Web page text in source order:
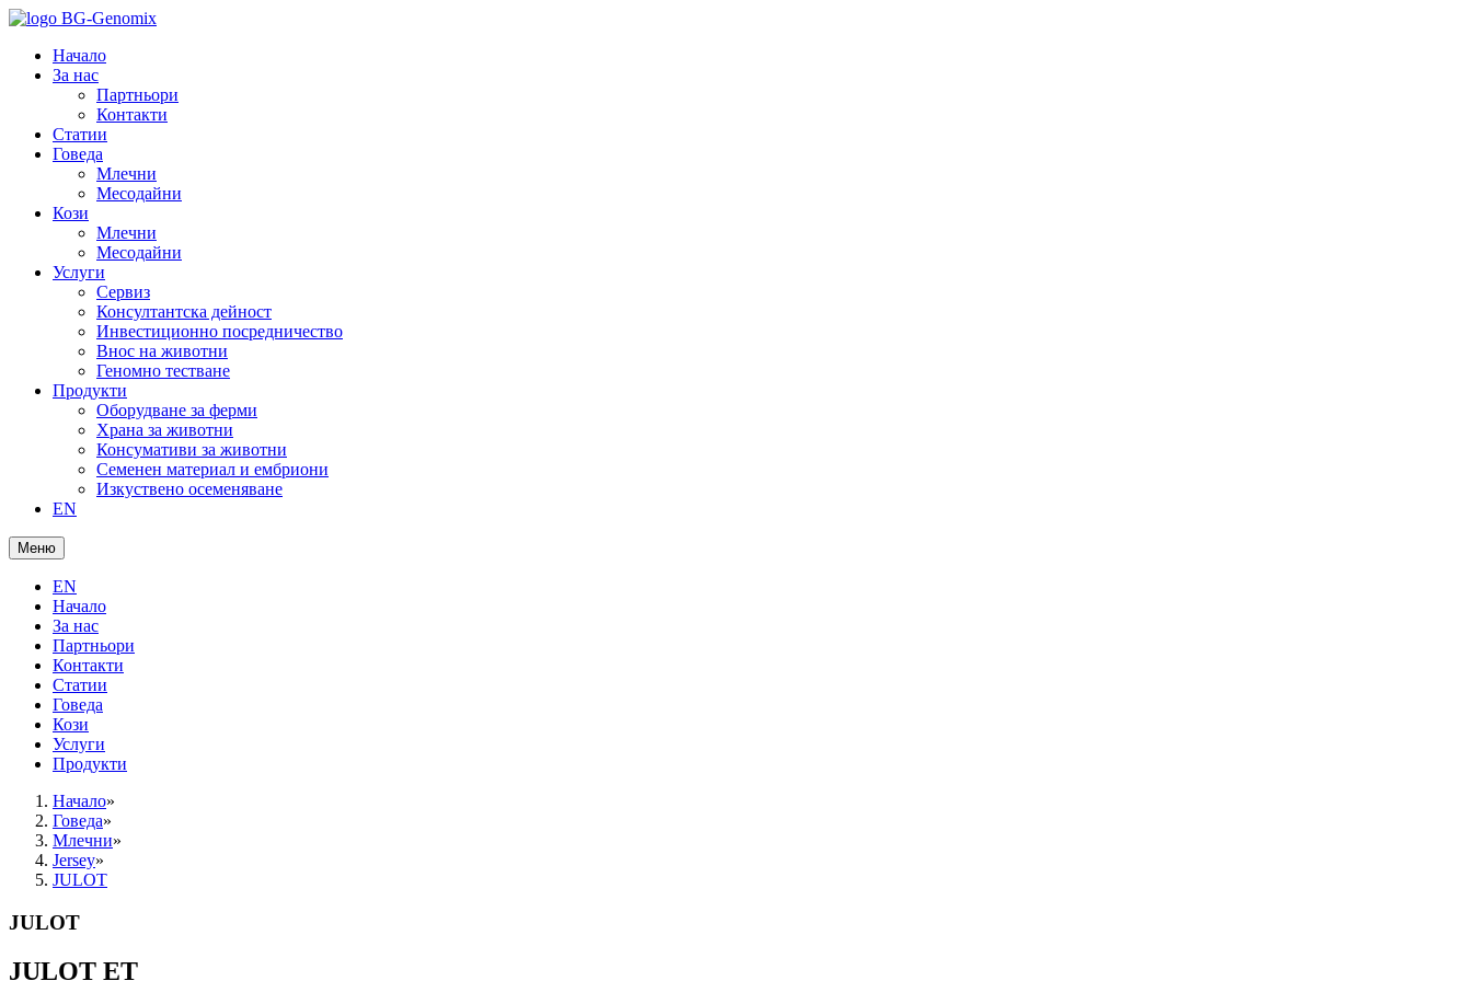
Начало
За нас
Партньори
Контакти
Статии
Говеда
Млечни
Месодайни
Кози
Млечни
Месодайни
Услуги
Сервиз
Консултантска дейност
Инвестиционно посредничество
Внос на животни
Геномно тестване
Продукти
Оборудване за ферми
Храна за животни
Консумативи за животни
Семенен материал и ембриони
Изкуствено осеменяване
EN
Меню
EN
Начало
За нас
Партньори
Контакти
Статии
Говеда
Кози
Услуги
Продукти
Начало»
Говеда»
Млечни»
Jersey»
JULOT
JULOT
JULOT ET